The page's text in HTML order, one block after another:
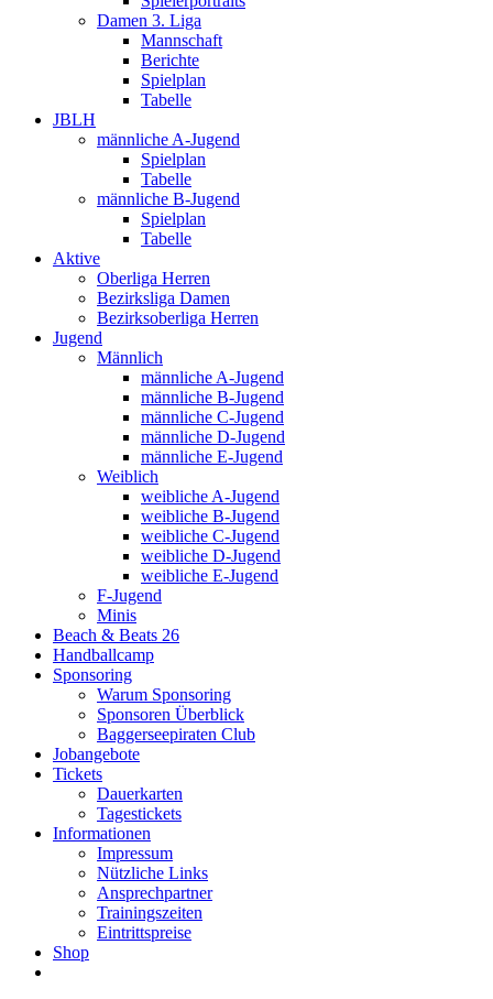
Damen 3. Liga
Mannschaft
Berichte
Spielplan
Tabelle
JBLH
männliche A-Jugend
Spielplan
Tabelle
männliche B-Jugend
Spielplan
Tabelle
Aktive
Oberliga Herren
Bezirksliga Damen
Bezirksoberliga Herren
Jugend
Männlich
männliche A-Jugend
männliche B-Jugend
männliche C-Jugend
männliche D-Jugend
männliche E-Jugend
Weiblich
weibliche A-Jugend
weibliche B-Jugend
weibliche C-Jugend
weibliche D-Jugend
weibliche E-Jugend
F-Jugend
Minis
Beach & Beats 26
Handballcamp
Sponsoring
Warum Sponsoring
Sponsoren Überblick
Baggerseepiraten Club
Jobangebote
Tickets
Dauerkarten
Tagestickets
Informationen
Impressum
Nützliche Links
Ansprechpartner
Trainingszeiten
Eintrittspreise
Shop